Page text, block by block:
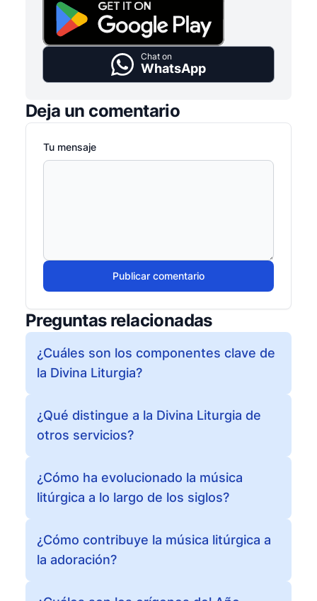
Chat on
WhatsApp
Deja un comentario
Tu mensaje
Publicar comentario
Preguntas relacionadas
¿Cuáles son los componentes clave de
la Divina Liturgia?
¿Qué distingue a la Divina Liturgia de
otros servicios?
¿Cómo ha evolucionado la música
litúrgica a lo largo de los siglos?
¿Cómo contribuye la música litúrgica a
la adoración?